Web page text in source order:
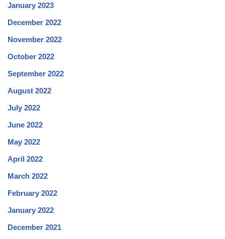
January 2023
December 2022
November 2022
October 2022
September 2022
August 2022
July 2022
June 2022
May 2022
April 2022
March 2022
February 2022
January 2022
December 2021